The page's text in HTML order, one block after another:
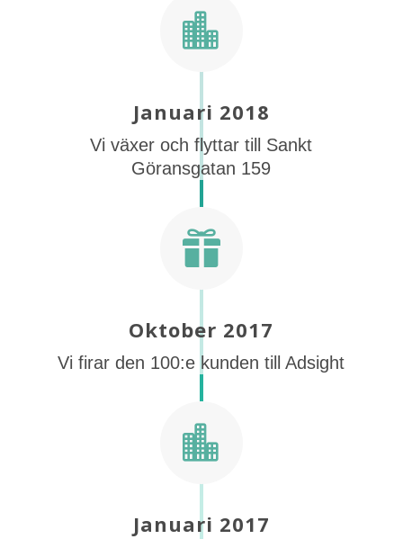

Januari 2018
Vi växer och flyttar till Sankt
Göransgatan 159

Oktober 2017
Vi firar den 100:e kunden till Adsight

Januari 2017